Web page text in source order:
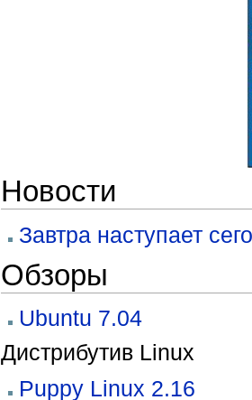
Новости
Завтра наступает
Обзоры
Ubuntu 7.04
Дистрибутив Linux
Puppy Linux 2.16